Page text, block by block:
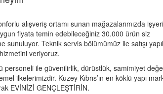
alışveriş ortamı sunan mağazalarımızda
fiyata temin edebileceğiniz 30.000 ürün siz
sunuluyor. Teknik servis bölümümüz ile satışı
veriyoruz.
personeli ile güvenilirlik, dürüstlük, samimiyet
ilkelerimizdir. Kuzey Kıbrıs’ın en köklü yapı
EVİNİZİ GENÇLEŞTİRİN.